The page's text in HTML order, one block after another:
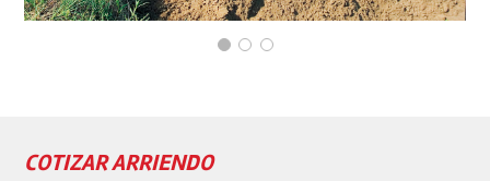
COTIZAR ARRIENDO